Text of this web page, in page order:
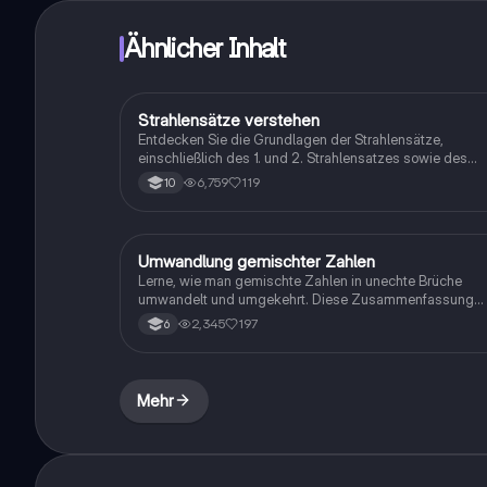
Ähnlicher Inhalt
Mathe
Strahlensätze verstehen
Entdecken Sie die Grundlagen der Strahlensätze,
einschließlich des 1. und 2. Strahlensatzes sowie des
erweiterten 1. Strahlensatzes. Diese Zusammenfassung
bietet klare Erklärungen, wichtige Formeln und praktische
ihr Verständnis vertiefen möchten.
10 6,759 119
Mathe
Umwandlung gemischter Zahlen
Lerne, wie man gemischte Zahlen in unechte Brüche
umwandelt und umgekehrt. Diese Zusammenfassung
bietet klare Erklärungen und Beispiele, um das
Verständnis für Brüche zu vertiefen. Ideal für Schüler, die
6 2,345 197
Mehr